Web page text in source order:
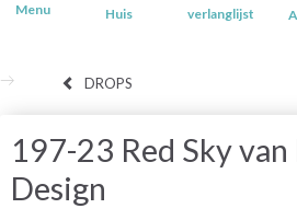
Menu
Huis verlanglijst
DROPS
197-23 Red Sky van
Design